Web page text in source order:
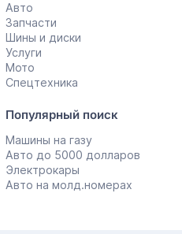
Авто
Запчасти
Шины и диски
Услуги
Мото
Спецтехника
Популярный поиск
Машины на газу
Авто до 5000 долларов
Электрокары
Авто на молд.номерах